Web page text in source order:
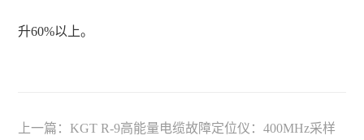
升60%以上。
上一篇：KGT R-9高能量电缆故障定位仪：400MHz采样